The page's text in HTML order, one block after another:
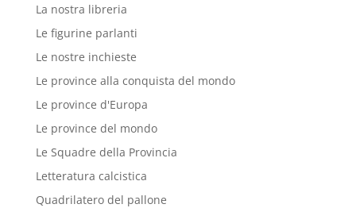
La nostra libreria
Le figurine parlanti
Le nostre inchieste
Le province alla conquista del mondo
Le province d'Europa
Le province del mondo
Le Squadre della Provincia
Letteratura calcistica
Quadrilatero del pallone